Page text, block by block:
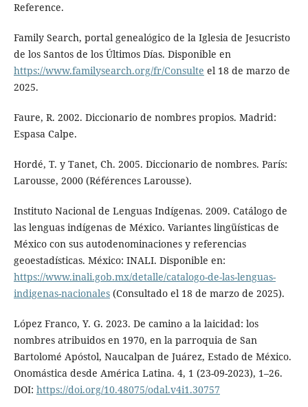
Reference.
Family Search, portal genealógico de la Iglesia de Jesucristo
de los Santos de los Últimos Días. Disponible en
https://www.familysearch.org/fr/Consulte el 18 de marzo de
2025.
Faure, R. 2002. Diccionario de nombres propios. Madrid:
Espasa Calpe.
Hordé, T. y Tanet, Ch. 2005. Diccionario de nombres. París:
Larousse, 2000 (Références Larousse).
Instituto Nacional de Lenguas Indígenas. 2009. Catálogo de
las lenguas indígenas de México. Variantes lingüísticas de
México con sus autodenominaciones y referencias
geoestadísticas. México: INALI. Disponible en:
https://www.inali.gob.mx/detalle/catalogo-de-las-lenguas-
indigenas-nacionales(Consultado el 18 de marzo de 2025).
López Franco, Y. G. 2023. De camino a la laicidad: los
nombres atribuidos en 1970, en la parroquia de San
Bartolomé Apóstol, Naucalpan de Juárez, Estado de México.
Onomástica desde América Latina. 4, 1 (23-09-2023), 1–26.
DOI: https://doi.org/10.48075/odal.v4i1.30757